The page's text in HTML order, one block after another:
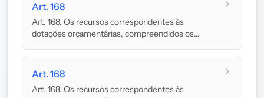
Art. 168
Art. 168. Os recursos correspondentes às
dotações orçamentárias, compreendidos os
Art. 168
Art. 168. Os recursos correspondentes às